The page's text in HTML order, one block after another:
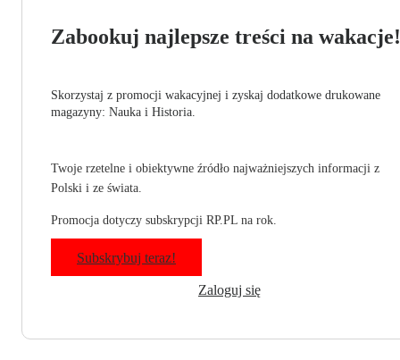
Zabookuj najlepsze treści na wakacje!
Skorzystaj z promocji wakacyjnej i zyskaj dodatkowe drukowane
magazyny: Nauka i Historia.
Twoje rzetelne i obiektywne źródło najważniejszych informacji z
Polski i ze świata.
Promocja dotyczy subskrypcji RP.PL na rok.
Subskrybuj teraz!
Zaloguj się